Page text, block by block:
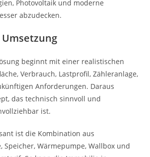
Photovoltaik und moderne
abzudecken.
beginnt mit einer realistischen
Verbrauch, Lastprofil, Zähleranlage,
Anforderungen. Daraus
das technisch sinnvoll und
ist.
ist die Kombination aus
Speicher, Wärmepumpe, Wallbox und